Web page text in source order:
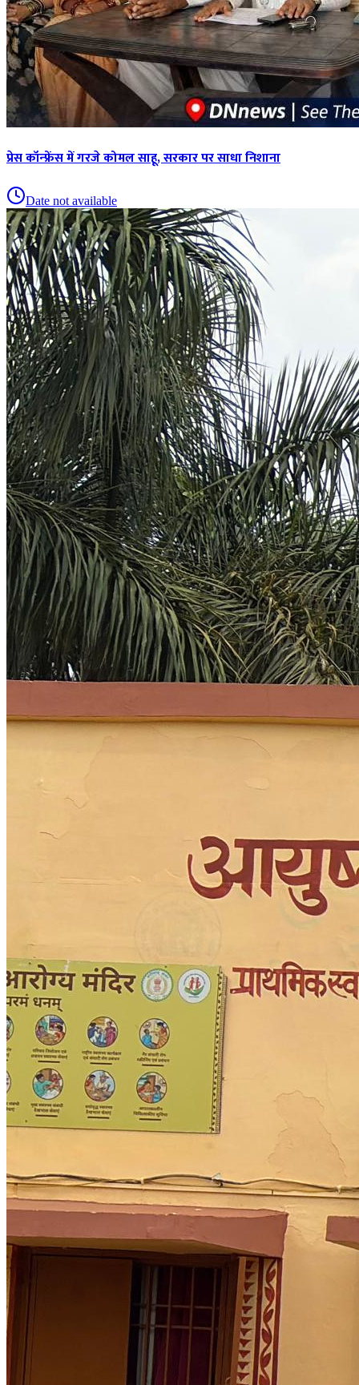
प्रेस कॉन्फ्रेंस में गरजे कोमल साहू, सरकार पर साधा निशाना
Date not available